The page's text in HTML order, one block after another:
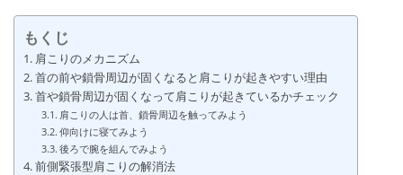
on line
>
LINEでのご予約
RESERVE
もくじ
肩こりのメカニズム
首の前や鎖骨周辺が固くなると肩こりが起きやすい理由
首や鎖骨周辺が固くなって肩こりが起きているかチェック
肩こりの人は首、鎖骨周辺を触ってみよう
仰向けに寝てみよう
後ろで腕を組んでみよう
前側緊張型肩こりの解消法